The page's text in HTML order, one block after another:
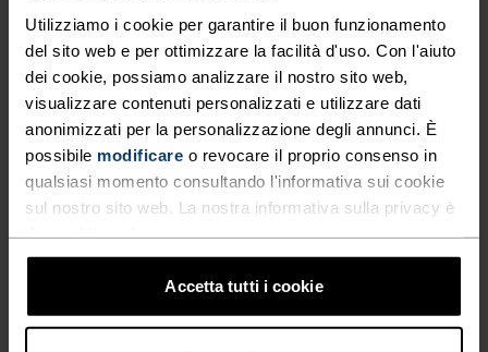
Utilizziamo i cookie per garantire il buon funzionamento
del sito web e per ottimizzare la facilità d'uso. Con l'aiuto
dei cookie, possiamo analizzare il nostro sito web,
visualizzare contenuti personalizzati e utilizzare dati
anonimizzati per la personalizzazione degli annunci. È
possibile modificare o revocare il proprio consenso in
qualsiasi momento consultando l'informativa sui cookie
sul nostro sito web. La nostra informativa sulla privacy è
Accetta tutti i cookie
Leggeri, resistenti all’acqua e realizzati con il 90%
di tessuti riciclati: gli overshorts X-Alp Explorer di
Odlo sono fatti per le grandi imprese.
Incredibilmente robusti grazie alla lavorazione a
doppia tessitura, questi pantaloncini includono
due tasche con zip, due tasche per le mani e
fascia in vita regolabile. Il tessuto inoltre è
estremamente elastico per garantirti il massimo
indossati sopra la salopette o i leggings corti.
Perfetti per uscire in montagna e non solo.